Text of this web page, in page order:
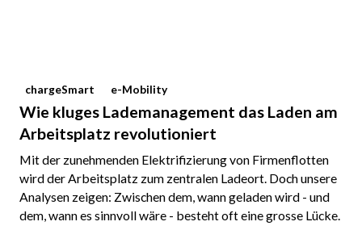
chargeSmart e-Mobility
Wie kluges Lademanagement das Laden am
Arbeitsplatz revolutioniert
Mit der zunehmenden Elektrifizierung von Firmenflotten
wird der Arbeitsplatz zum zentralen Ladeort. Doch unsere
Analysen zeigen: Zwischen dem, wann geladen wird - und
dem, wann es sinnvoll wäre - besteht oft eine grosse Lücke.